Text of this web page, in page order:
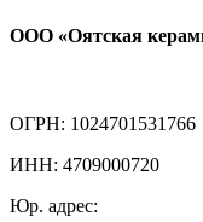
ООО «Оятская
ОГРН: 1024701531766
ИНН: 4709000720
Юр. адрес: